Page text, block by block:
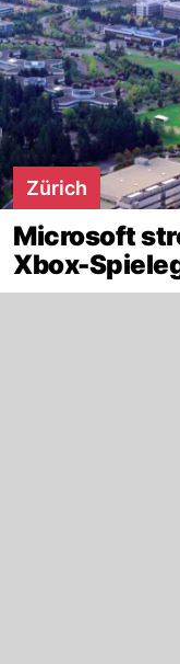
Zürich
Microsoft
Xbox-